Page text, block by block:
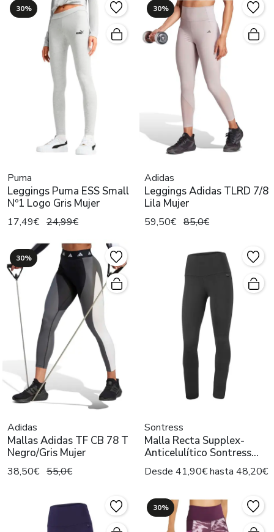
30%
Puma
Leggings Puma ESS Small
Nº1 Logo Gris Mujer
17,49€ 24,99€
30%
Adidas
Leggings Adidas TLRD 7/8
Lila Mujer
59,50€ 85,0€
30%
Adidas
Mallas Adidas TF CB 78 T
Negro/Gris Mujer
38,50€ 55,0€
Sontress
Malla Recta Supplex-
Anticelulítico Sontress
Negro
Desde 41,90€ hasta 48,20€
30%